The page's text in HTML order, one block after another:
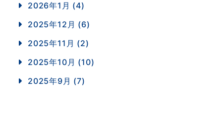
2026年1月 (4)
2025年12月 (6)
2025年11月 (2)
2025年10月 (10)
2025年9月 (7)